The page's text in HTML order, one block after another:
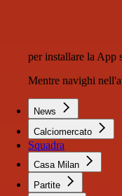
per installare la App
Mentre navighi
News
Calciomercato
Squadra
Casa Milan
Partite